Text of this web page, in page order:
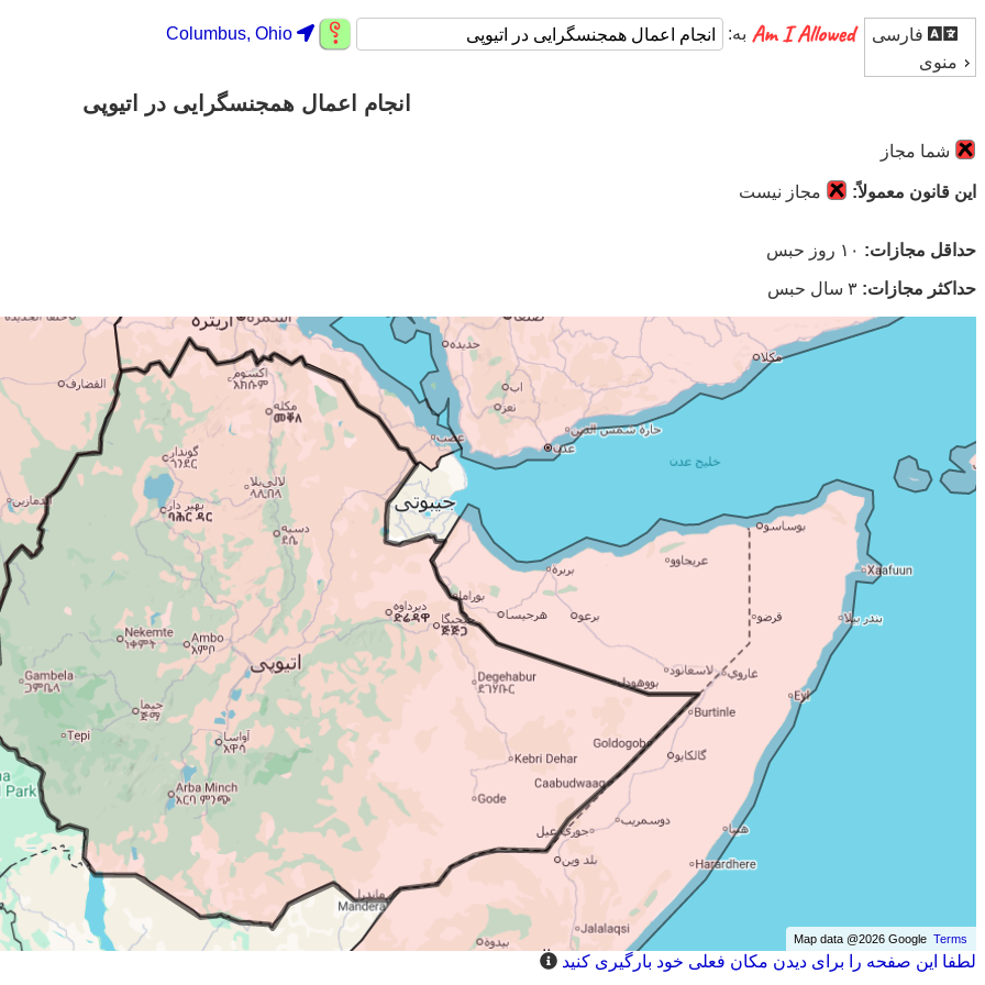
فارسی
منوی
به: Columbus, Ohio
انجام اعمال همجنسگرایی در اتیوپی
شما مجاز
این قانون معمولاً: مجاز نیست
حداقل مجازات:
حداکثر مجازات:
Map data @2026 GoogleTerms
لطفا این صفحه را برای دیدن مکان فعلی خود بارگیری کنید